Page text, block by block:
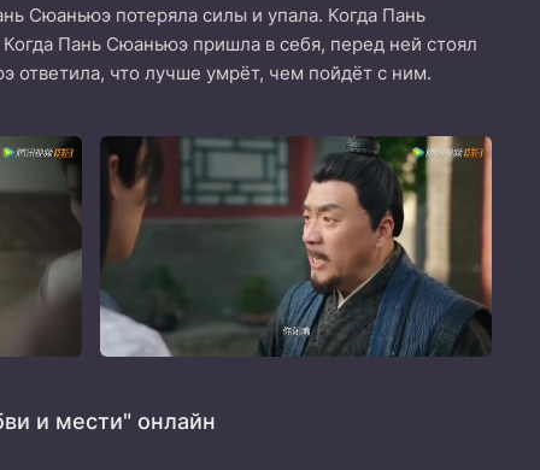
Сюаньюэ потеряла силы и упала. Когда Пань
Пань Сюаньюэ пришла в себя, перед ней стоял
ответила, что лучше умрёт, чем пойдёт с ним.
и мести" онлайн